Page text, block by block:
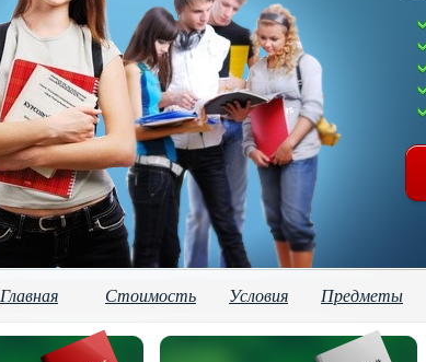
Главная Стоимость Условия Предметы